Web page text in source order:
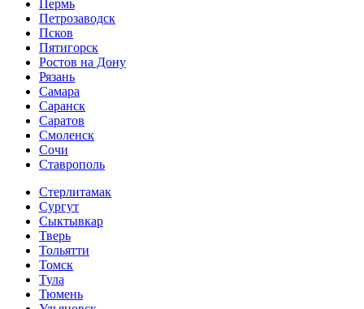
Пермь
Петрозаводск
Псков
Пятигорск
Ростов на Дону
Рязань
Самара
Саранск
Саратов
Смоленск
Сочи
Ставрополь
Стерлитамак
Сургут
Сыктывкар
Тверь
Тольятти
Томск
Тула
Тюмень